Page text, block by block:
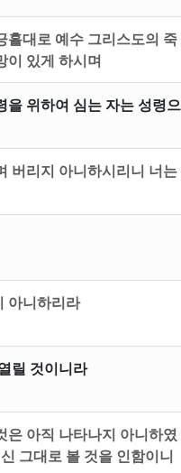
휼대로 예수 그리스도의 죽
이 있게 하시며
을 위하여 심는 자는 성령으
버리지 아니하시리니 너는
아니하리라
릴 것이니라
아직 나타나지 아니하였
그대로 볼 것을 인함이니